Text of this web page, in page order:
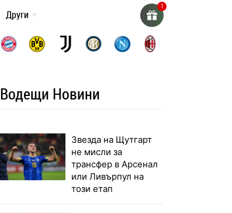
Други
Водещи Новини
Звезда на Щутгарт
не мисли за
трансфер в Арсенал
или Ливърпул на
този етап